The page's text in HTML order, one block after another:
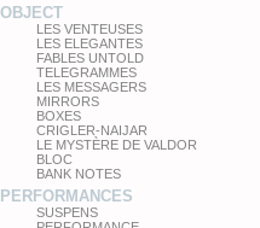
OBJECT
LES VENTEUSES
LES ELEGANTES
FABLES UNTOLD
TELEGRAMMES
LES MESSAGERS
MIRRORS
BOXES
CRIGLER-NAIJAR
LE MYSTÈRE DE VALDOR
BLOC
BANK NOTES
PERFORMANCES
SUSPENS